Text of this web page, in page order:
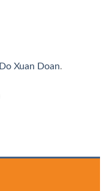
Do Xuan Doan.